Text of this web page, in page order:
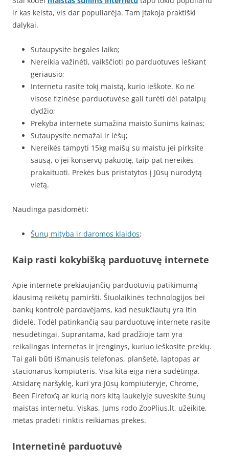
ir kas keista, vis dar populiarėja. Tam įtakoja praktiški
dalykai.
Sutaupysite begales laiko;
Nereikia važinėti, vaikščioti po parduotuves ieškant
geriausio;
Internetu rasite tokį maistą, kurio ieškote. Ko ne
visose fizinėse parduotuvėse gali turėti dėl patalpų
dydžio;
Prekyba internete sumažina maisto šunims kainas;
Sutaupysite nemažai ir lėšų;
Nereikės tampyti 15kg maišų su maistu jei pirksite
sausą, o jei konservų pakuotę, taip pat nereikės
prakaituoti. Prekės bus pristatytos į Jūsų nurodytą
vietą.
Naudinga pasidomėti:
Šunų mityba ir daromos klaidos;
Kaip rasti kokybišką parduotuvę internete
Apie internete prekiaujančių parduotuvių patikimumą
klausimą reikėtų pamiršti. Šiuolaikinės technologijos bei
bankų kontrolė pardavėjams, kad nesukčiautų yra itin
didelė. Todėl patinkančią sau parduotuvę internete rasite
nesudėtingai. Suprantama, kad pradžioje tam yra
reikalingas internetas ir įrenginys, kuriuo ieškosite prekių.
Tai gali būti išmanusis telefonas, planšetė, laptopas ar
stacionarus kompiuteris. Visa kita eiga nėra sudėtinga.
Atsidarę naršyklę, kuri yra Jūsų kompiuteryje, Chrome,
Been Firefox’ą ar kurią nors kitą laukelyje suveskite šunų
maistas internetu. Viskas, Jums rodo ZooPlius.lt, užeikite,
metas pradėti rinktis reikiamas prekes.
Internetinė parduotuvė